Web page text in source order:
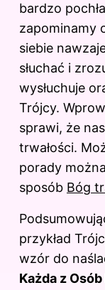
bardzo
zapominamy
siebie
słuchać i
wysłuchuje
Trójcy.
sprawi, że
trwałości.
porady
sposób Bóg
przykład
wzór do
Każda z